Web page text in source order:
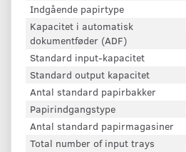
Indgående papirtype
Kapacitet i automatisk
dokumentføder (ADF)
Standard input-kapacitet
Standard output kapacitet
Antal standard papirbakker
Papirindgangstype
Antal standard papirmagasiner
Total number of input trays